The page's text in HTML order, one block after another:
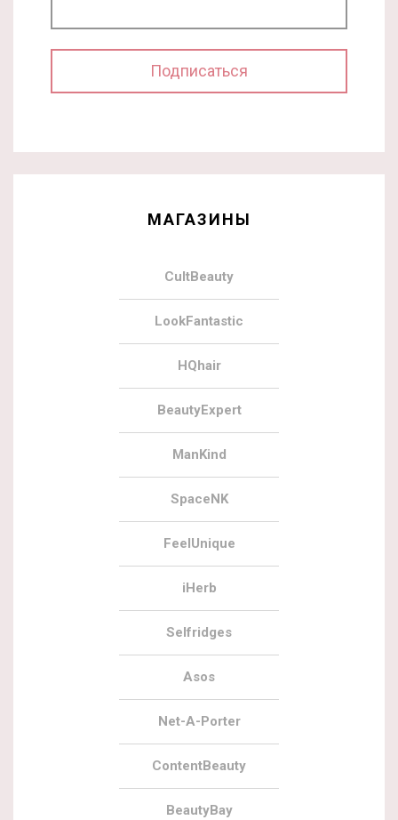
МАГАЗИНЫ
CultBeauty
LookFantastic
HQhair
BeautyExpert
ManKind
SpaceNK
FeelUnique
iHerb
Selfridges
Asos
Net-A-Porter
ContentBeauty
BeautyBay